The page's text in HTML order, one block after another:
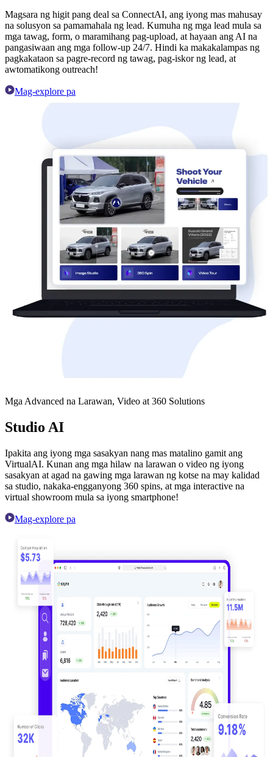
Magsara ng higit pang deal sa ConnectAI, ang iyong mas mahusay
na solusyon sa pamamahala ng lead. Kumuha ng mga lead mula sa
mga tawag, form, o maramihang pag-upload, at hayaan ang AI na
pangasiwaan ang mga follow-up 24/7. Hindi ka makakalampas ng
pagkakataon sa pagre-record ng tawag, pag-iskor ng lead, at
awtomatikong outreach!
Mag-explore pa
Mga Advanced na Larawan, Video at 360 Solutions
Studio AI
Ipakita ang iyong mga sasakyan nang mas matalino gamit ang
VirtualAI. Kunan ang mga hilaw na larawan o video ng iyong
sasakyan at agad na gawing mga larawan ng kotse na may kalidad
sa studio, nakaka-engganyong 360 spins, at mga interactive na
virtual showroom mula sa iyong smartphone!
Mag-explore pa